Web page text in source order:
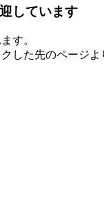
しています
す。
した先のページよ